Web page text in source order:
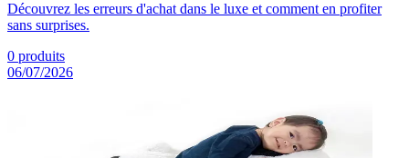
Découvrez les erreurs d'achat dans le luxe et comment en profiter
sans surprises.
0 produits
06/07/2026